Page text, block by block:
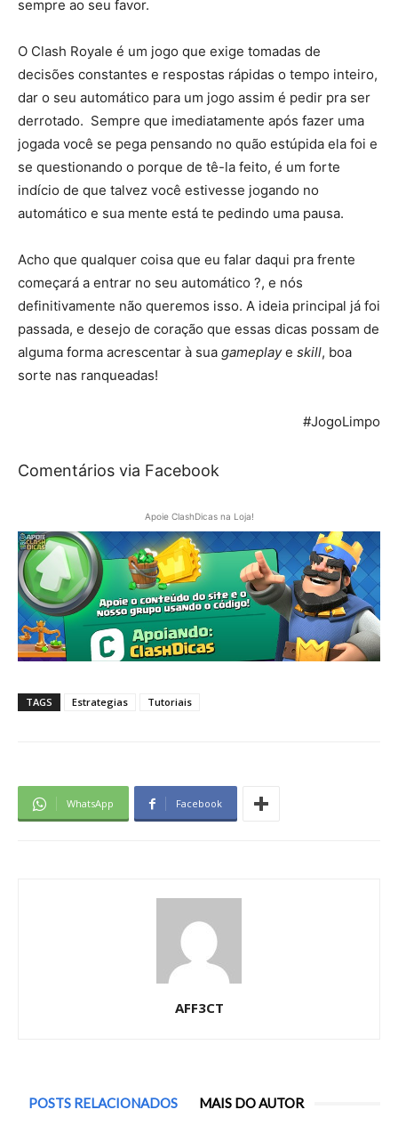
sempre ao seu favor.
O Clash Royale é um jogo que exige tomadas de
decisões constantes e respostas rápidas o tempo inteiro,
dar o seu automático para um jogo assim é pedir pra ser
derrotado. Sempre que imediatamente após fazer uma
jogada você se pega pensando no quão estúpida ela foi e
se questionando o porque de tê-la feito, é um forte
indício de que talvez você estivesse jogando no
automático e sua mente está te pedindo uma pausa.
Acho que qualquer coisa que eu falar daqui pra frente
começará a entrar no seu automático ?, e nós
definitivamente não queremos isso. A ideia principal já foi
passada, e desejo de coração que essas dicas possam de
alguma forma acrescentar à sua gameplaye skill, boa
sorte nas ranqueadas!
#JogoLimpo
Comentários via Facebook
Apoie ClashDicas na Loja!
TAGS Estrategias Tutoriais
WhatsApp Facebook
AFF3CT
POSTS RELACIONADOS MAIS DO AUTOR